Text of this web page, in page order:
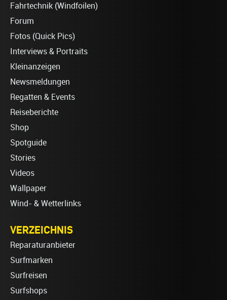
Fahrtechnik (Windfoilen)
Forum
Fotos (Quick Pics)
Interviews & Portraits
Kleinanzeigen
Newsmeldungen
Regatten & Events
Reiseberichte
Shop
Spotguide
Stories
Videos
Wallpaper
Wind- & Wetterlinks
VERZEICHNIS
Reparaturanbieter
Surfmarken
Surfreisen
Surfshops